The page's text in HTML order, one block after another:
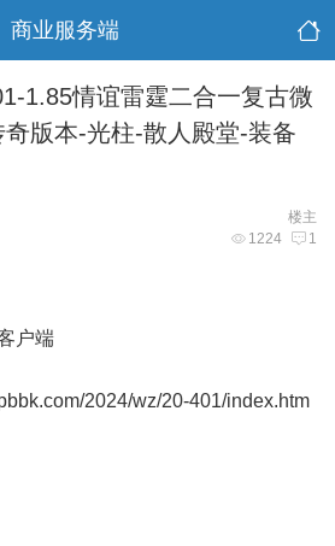
商业服务端
1.85情谊雷霆二合一复古微
版本-光柱-散人殿堂-装备
楼主
1224 1
户端
2024/wz/20-401/index.htm